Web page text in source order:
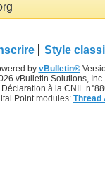
Style
by vBulletin®
vBulletin Solutions, Inc.
Déclaration à la CNIL
Point modules: Thread